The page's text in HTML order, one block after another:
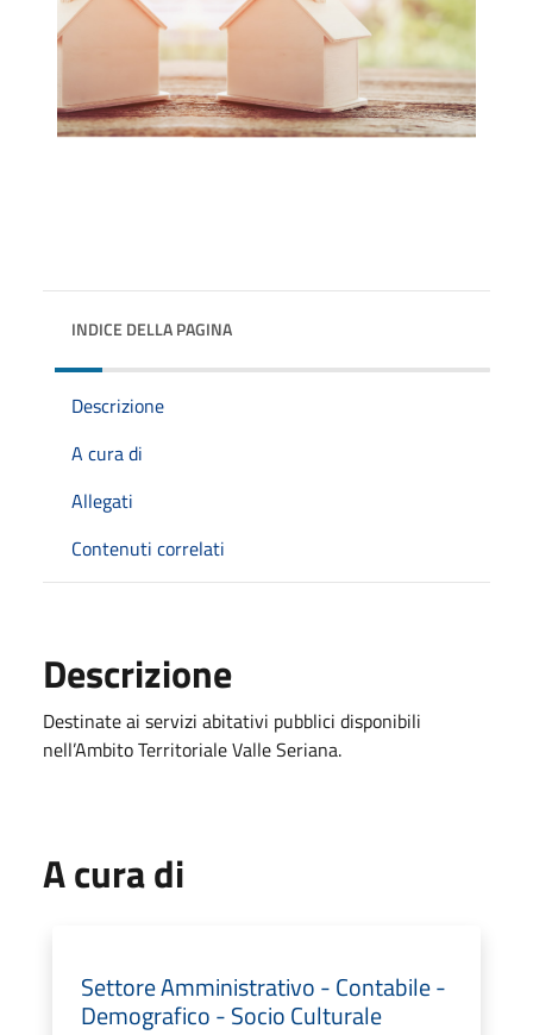
INDICE DELLA PAGINA
Descrizione
A cura di
Allegati
Contenuti correlati
Descrizione
Destinate ai servizi abitativi pubblici disponibili
nell’Ambito Territoriale Valle Seriana.
A cura di
Settore Amministrativo - Contabile -
Demografico - Socio Culturale